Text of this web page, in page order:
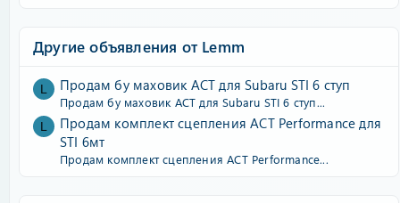
Другие объявления от Lemm
L Продам бу маховик ACT для Subaru STI 6 ступ
Продам бу маховик ACT для Subaru STI 6 ступ...
L
Продам комплект сцепления ACT Performance для
STI 6мт
Продам комплект сцепления ACT Performance...